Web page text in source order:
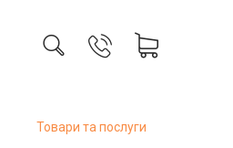
Товари та послуги